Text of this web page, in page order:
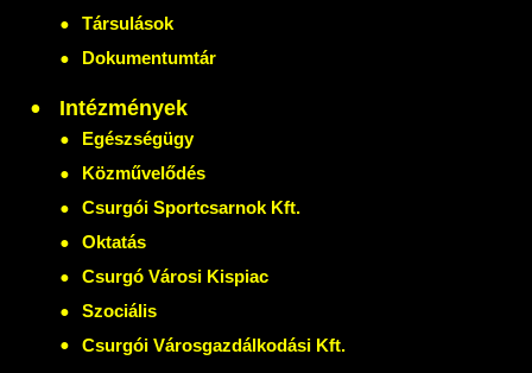
Társulások
Dokumentumtár
Intézmények
Egészségügy
Közművelődés
Csurgói Sportcsarnok Kft.
Oktatás
Csurgó Városi Kispiac
Szociális
Csurgói Városgazdálkodási Kft.